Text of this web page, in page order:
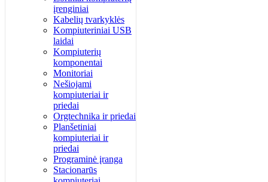
įrenginiai
Kabelių tvarkyklės
Kompiuteriniai USB
laidai
Kompiuterių
komponentai
Monitoriai
Nešiojami
kompiuteriai ir
priedai
Orgtechnika ir priedai
Planšetiniai
kompiuteriai ir
priedai
Programinė įranga
Stacionarūs